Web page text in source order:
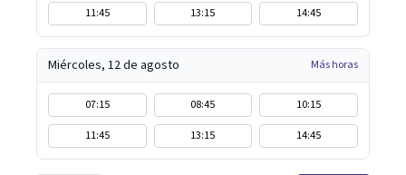
11:45
13:15 14:45
Miércoles, 12 de agosto Más horas
07:15 08:45
10:15
11:45
13:15 14:45